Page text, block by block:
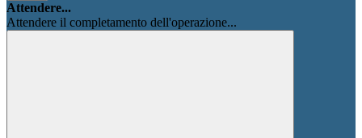
Attendere...
Attendere il completamento dell'operazione...